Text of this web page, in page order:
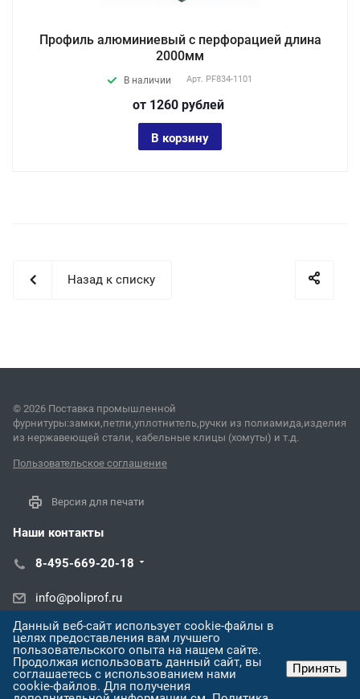
Профиль алюминиевый с перфорацией длина
2000мм
В наличии Арт. PF834-1101
от 1260 рублей
В корзину
Назад к списку
© 2026 Поставка промышленной
фурнитуры:замки,петли,уплотнитель,ручки из полиамида,изделия
из нержавеющей стали, кабельные клицы (хомуты) и т.д.
Пользовательское соглашение
Версия для печати
Наши контакты
8-495-669-20-18
info@poliprof.ru
ул. Александра Покрышкина, 2/4,
Данный веб-сайт использует cookie-файлы в
целях предоставления вам лучшего
пользовательского опыта на нашем сайте.
Продолжая использовать данный сайт, вы
соглашаетесь с использованием нами
cookie-файлов. Для получения
Принять